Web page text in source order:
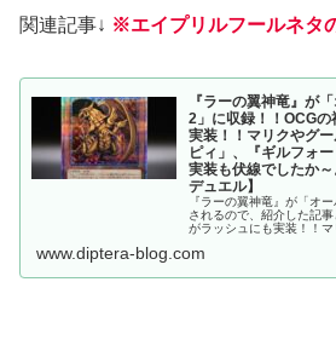
関連記事↓ ※エイプリルフールネタ
『ラーの翼神竜』が
2」に収録！！OCG
実装！！マリクやグ
ピィ」、『ギルフォ
実装も伏線でしたか
デュエル】
『ラーの翼神竜』が「オ
されるので、紹介した記
がラッシュにも実装！！マ
シュデュエル】
www.diptera-blog.com